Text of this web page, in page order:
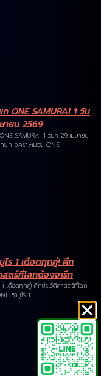
ONE SAMURAI 1 วัน
ายน 2569
SAMURAI 1 วันที่ 29 เมษายน
ก วิเคราะห์มวย ONE
ไร 1 เดือดทุกคู่! ศึก
สตร์ที่โลกต้องจารึก
1 เดือดทุกคู่! ศึกประวัติศาสตร์ที่โลก
ซามูไร 1